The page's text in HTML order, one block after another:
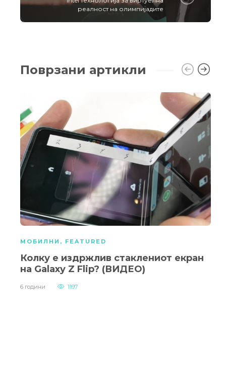
реалност на олимпијадите
Поврзани артикли
МОБИЛНИ , FEATURED
Колку е издржлив стаклениот екран
на Galaxy Z Flip? (ВИДЕО)
6 години 1197